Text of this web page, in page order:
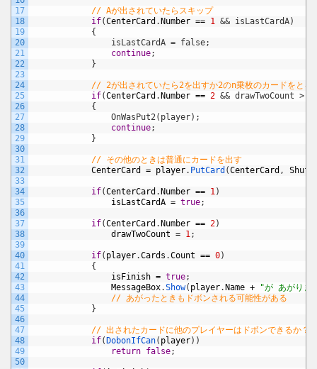
17
18
19
20
21
22
23
24
25
26
27
28
29
30
31
32
33
34
35
36
37
38
39
40
41
42
43
44
45
46
47
48
49
50
// Aが出されていたらスキップ
if(CenterCard . Number == 1 && isLastCardA)
{
isLastCardA = false;
continue;
}
// 2が出されていたら2を出すか2のn乗枚のカードをとる
if(CenterCard . Number == 2 && drawTwoCount >
{
OnWasPut2(player);
continue;
}
// その他のときは普通にカードを出す
CenterCard
= player. PutCard (CenterCard ,
if(CenterCard . Number == 1)
isLastCardA = true;
if(CenterCard . Number == 2)
drawTwoCount = 1;
if( player.Cards .Count == 0)
{
isFinish = true;
MessageBox.Show( player. Name +
"が あがりま
// あがったときもドボンされる可能性がある
}
// 出されたカードに他のプレイヤーはドボンできるか？
if( DobonIfCan( player) )
return false;